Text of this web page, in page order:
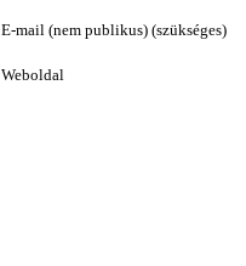
E-mail (nem publikus) (szükséges)
Weboldal